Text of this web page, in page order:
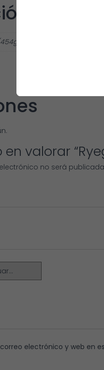
en valorar
no será
electrónico y web en